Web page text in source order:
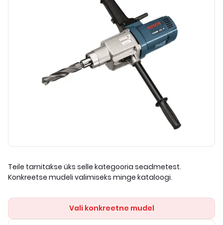
Teile tarnitakse üks selle kategooria seadmetest.
Konkreetse mudeli valimiseks minge kataloogi.
Vali konkreetne mudel